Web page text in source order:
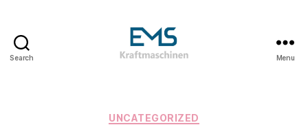
Search
&
Menu
Categories
UNCATEGORIZED